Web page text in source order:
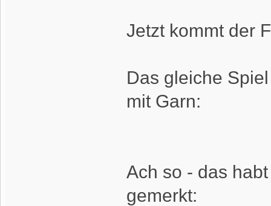
Jetzt kommt der
Das gleiche
mit Garn:
Ach so - das
gemerkt: